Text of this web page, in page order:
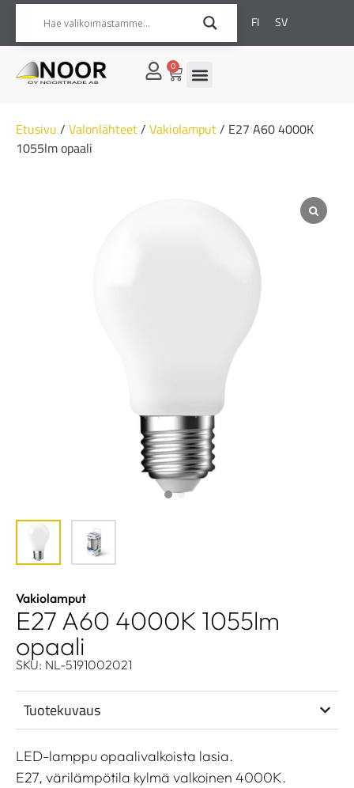
FI SV
0
Etusivu / Valonlähteet/ Vakiolamput/ E27 A60 4000K
1055lm opaali
Vakiolamput
E27 A60 4000K 1055lm
opaali
SKU: NL-5191002021
Tuotekuvaus
LED-lamppu opaalivalkoista lasia.
E27, värilämpötila kylmä valkoinen 4000K.